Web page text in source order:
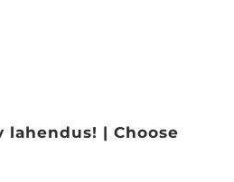
lahendus! | Choose